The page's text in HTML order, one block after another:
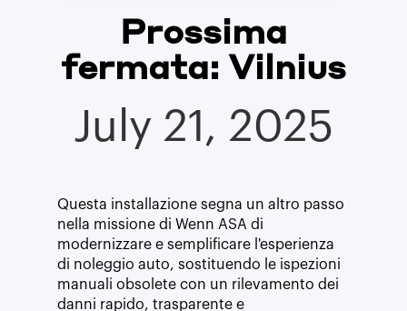
Prossima
fermata: Vilnius
July 21, 2025
Questa installazione segna un altro passo
nella missione di Wenn ASA di
modernizzare e semplificare l'esperienza
di noleggio auto, sostituendo le ispezioni
manuali obsolete con un rilevamento dei
danni rapido, trasparente e